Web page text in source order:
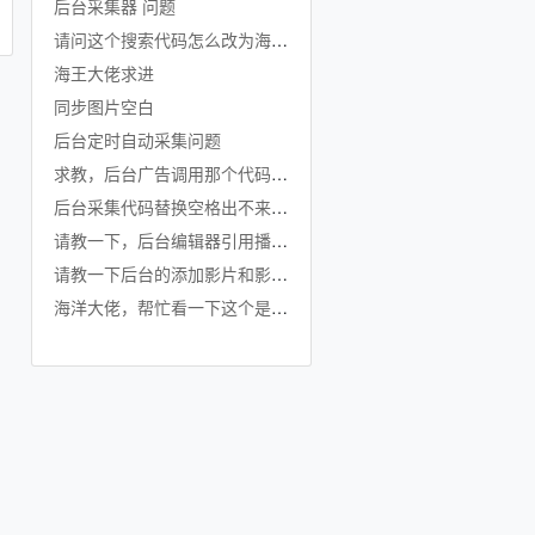
后台采集器 问题
请问这个搜索代码怎么改为海洋的搜索代码
海王大佬求进
同步图片空白
后台定时自动采集问题
求教，后台广告调用那个代码为什么会显示已阻止？
后台采集代码替换空格出不来有没有解决方法
请教一下，后台编辑器引用播放地址后，点保存就不显示了
请教一下后台的添加影片和影片管理里面的备注和发行年份的后面填写部分字数限制在哪里修改
海洋大佬，帮忙看一下这个是怎么了